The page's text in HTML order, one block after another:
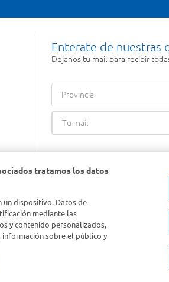
Enterate de nuestras
Dejanos tu mail para recibir
Provincia
tratamos los datos
un dispositivo. Datos de
mediante las
y contenido personalizados,
información sobre el público y